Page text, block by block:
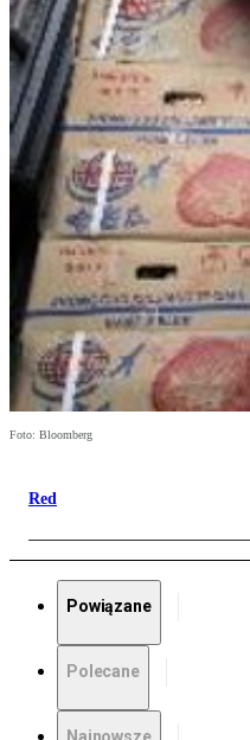
Foto: Bloomberg
Red
Powiązane
Polecane